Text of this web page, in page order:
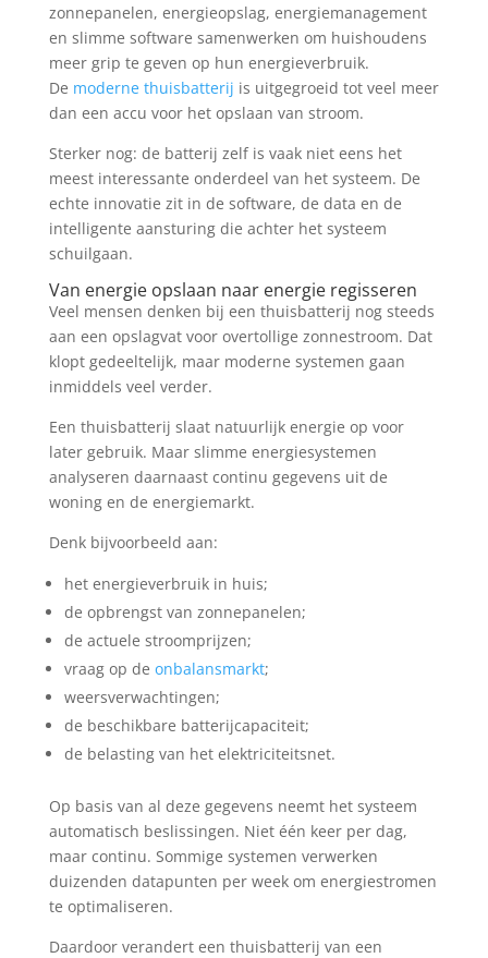
zonnepanelen, energieopslag, energiemanagement
en slimme software samenwerken om huishoudens
meer grip te geven op hun energieverbruik.
De moderne thuisbatterij is uitgegroeid tot veel meer
dan een accu voor het opslaan van stroom.
Sterker nog: de batterij zelf is vaak niet eens het
meest interessante onderdeel van het systeem. De
echte innovatie zit in de software, de data en de
intelligente aansturing die achter het systeem
schuilgaan.
Van energie opslaan naar energie regisseren
Veel mensen denken bij een thuisbatterij nog steeds
aan een opslagvat voor overtollige zonnestroom. Dat
klopt gedeeltelijk, maar moderne systemen gaan
inmiddels veel verder.
Een thuisbatterij slaat natuurlijk energie op voor
later gebruik. Maar slimme energiesystemen
analyseren daarnaast continu gegevens uit de
woning en de energiemarkt.
Denk bijvoorbeeld aan:
het energieverbruik in huis;
de opbrengst van zonnepanelen;
de actuele stroomprijzen;
vraag op de onbalansmarkt;
weersverwachtingen;
de beschikbare batterijcapaciteit;
de belasting van het elektriciteitsnet.
Op basis van al deze gegevens neemt het systeem
automatisch beslissingen. Niet één keer per dag,
maar continu. Sommige systemen verwerken
duizenden datapunten per week om energiestromen
te optimaliseren.
Daardoor verandert een thuisbatterij van een